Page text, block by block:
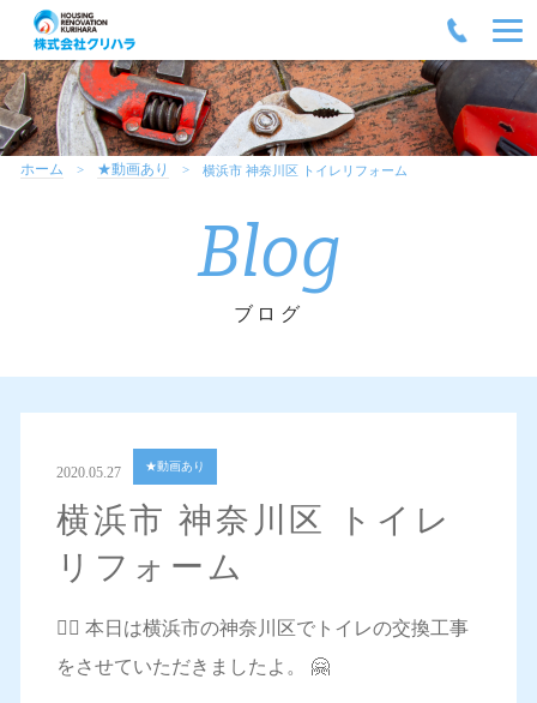
ホーム ★動画あり 横浜市 神奈川区 トイレリフォーム
Blog
ブログ
2020.05.27 ★動画あり
横浜市 神奈川区 トイレ
リフォーム
💁‍♀️ 本日は横浜市の神奈川区でトイレの交換工事
をさせていただきましたよ。 🤗